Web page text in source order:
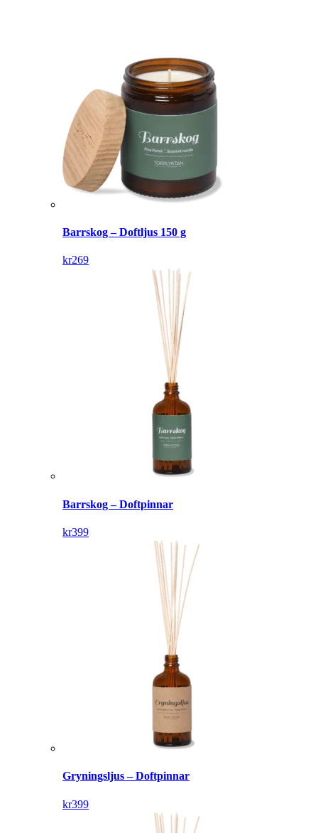
Barrskog – Doftljus 150 g
kr269
Barrskog – Doftpinnar
kr399
Gryningsljus – Doftpinnar
kr399